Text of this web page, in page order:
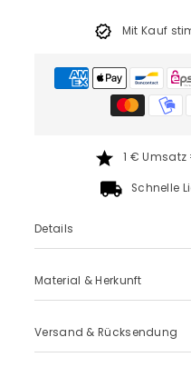
Mit Kauf
1 € Umsatz
Schnelle
Details
Material & Herkunft
Versand & Rücksendung